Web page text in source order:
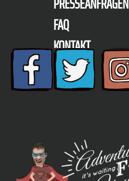
FAQ
KONTAKT
TELEFON